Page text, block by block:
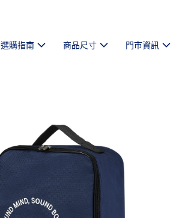
選購指南 商品尺寸 門市資訊